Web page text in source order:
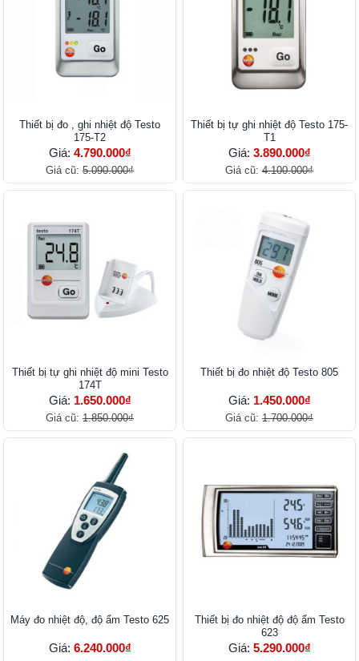
Thiết bị đo , ghi nhiệt độ Testo
175-T2
Giá: 4.790.000₫
Giá cũ: 5.090.000₫
Thiết bị tự ghi nhiệt độ Testo 175-
T1
Giá: 3.890.000₫
Giá cũ: 4.100.000₫
Thiết bị tự ghi nhiệt độ mini Testo
174T
Giá: 1.650.000₫
Giá cũ: 1.850.000₫
Thiết bị đo nhiệt độ Testo 805
Giá: 1.450.000₫
Giá cũ: 1.700.000₫
Máy đo nhiệt độ, độ ẩm Testo 625
Giá: 6.240.000₫
Thiết bị đo nhiệt độ độ ẩm Testo
623
Giá: 5.290.000₫